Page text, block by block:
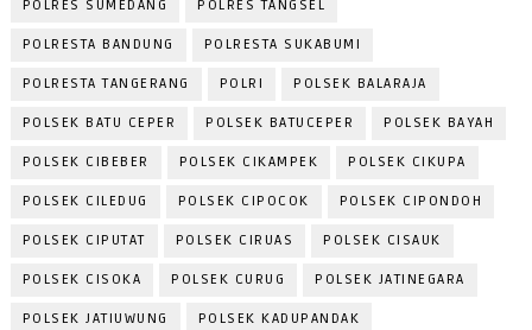
POLRES SUMEDANG POLRES TANGSEL
POLRESTA BANDUNG POLRESTA SUKABUMI
POLRESTA TANGERANG POLRI POLSEK BALARAJA
POLSEK BATU CEPER POLSEK BATUCEPER POLSEK BAYAH
POLSEK CIBEBER POLSEK CIKAMPEK POLSEK CIKUPA
POLSEK CILEDUG POLSEK CIPOCOK POLSEK CIPONDOH
POLSEK CIPUTAT POLSEK CIRUAS POLSEK CISAUK
POLSEK CISOKA POLSEK CURUG POLSEK JATINEGARA
POLSEK JATIUWUNG POLSEK KADUPANDAK